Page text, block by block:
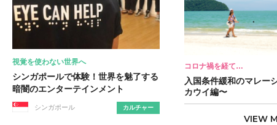
視覚を使わない世界へ
シンガポールで体験！世界を魅了する
暗闇のエンターテインメント
シンガポール カルチャー
コロナ禍を経て…
入国条件緩和のマレー
カウイ編〜
VIEW